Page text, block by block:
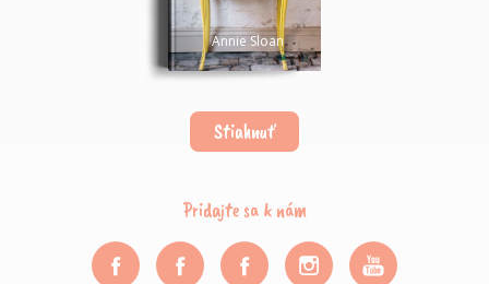
Annie Sloan
Stiahnuť
Pridajte sa k nám